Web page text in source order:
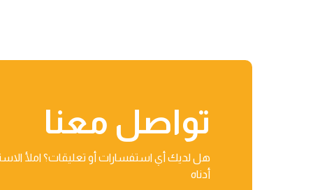
تواصل معنا
هل لديك أي استفسارات أو تعليقات؟ املأ
أدناه